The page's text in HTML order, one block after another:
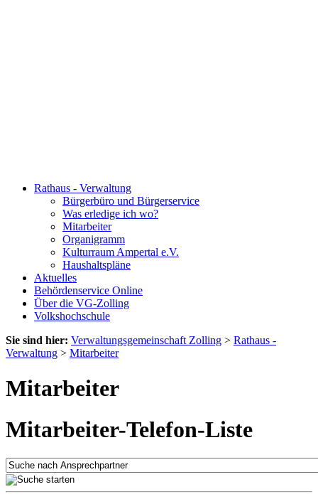
Rathaus - Verwaltung
Bürgerbüro und Bürgerservice
Was erledige ich wo?
Mitarbeiter
Organigramm
Kulturraum Ampertal e.V.
Haushaltspläne
Aktuelles
Behördenservice Online
Über die VG-Zolling
Volkshochschule
Sie sind hier: Verwaltungsgemeinschaft Zolling > Rathaus -
Verwaltung > Mitarbeiter
Mitarbeiter
Mitarbeiter-Telefon-Liste